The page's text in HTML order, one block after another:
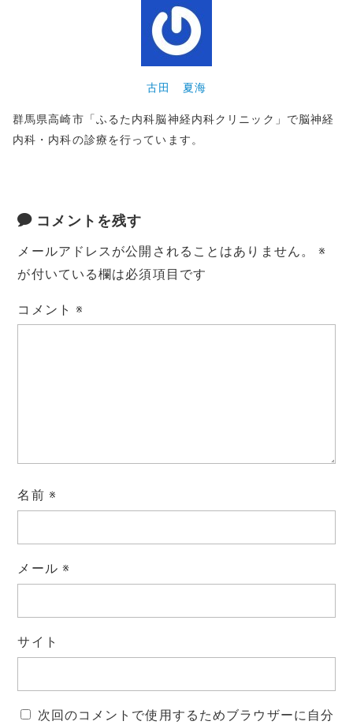
古田 夏海
群馬県高崎市「ふるた内科脳神経内科クリニック」で脳神経
内科・内科の診療を行っています。
コメントを残す
メールアドレスが公開されることはありません。
※
が付いている欄は必須項目です
コメント※
名前 ※
メール ※
サイト
次回のコメントで使用するためブラウザーに自分